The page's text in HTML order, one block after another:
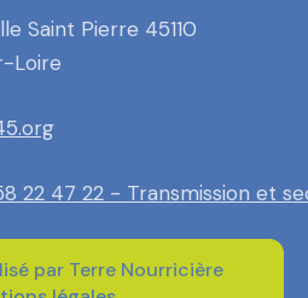
Saint Pierre 45110
Loire
22 47 22 - Transmission et
par Terre Nourricière